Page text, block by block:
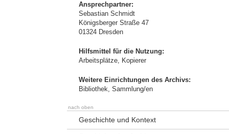
Ansprechpartner:
Sebastian Schmidt
Königsberger Straße 47
01324 Dresden
Hilfsmittel für die Nutzung:
Arbeitsplätze, Kopierer
Weitere Einrichtungen des Archivs:
Bibliothek, Sammlung/en
nach oben
Geschichte und Kontext